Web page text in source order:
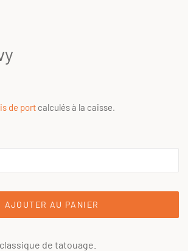
de port calculés à la caisse.
AJOUTER AU PANIER
de tatouage.